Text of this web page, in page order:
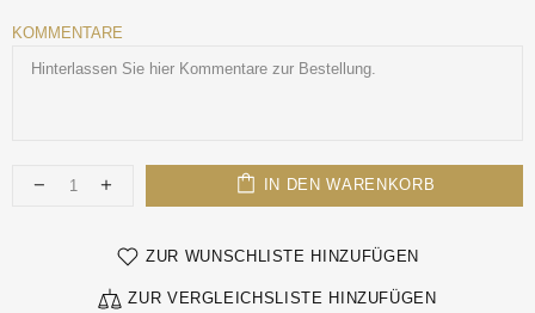
KOMMENTARE
IN DEN WARENKORB
ZUR WUNSCHLISTE HINZUFÜGEN
ZUR VERGLEICHSLISTE HINZUFÜGEN